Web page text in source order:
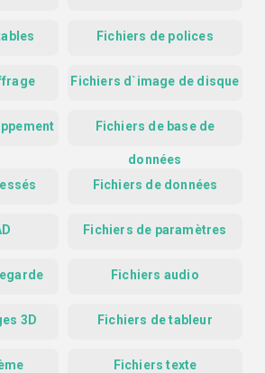
Fichiers de polices
Fichiers d`image de disque
Fichiers de base de
données
Fichiers de données
Fichiers de paramètres
Fichiers audio
3D Fichiers de tableur
Fichiers texte